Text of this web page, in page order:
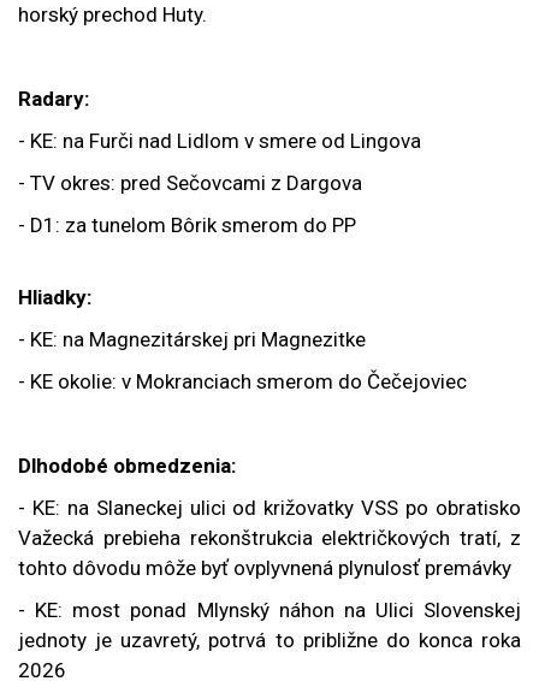
horský prechod Huty.
Radary:
- KE: na Furči nad Lidlom v smere od Lingova
- TV okres: pred Sečovcami z Dargova
- D1: za tunelom Bôrik smerom do PP
Hliadky:
- KE: na Magnezitárskej pri Magnezitke
- KE okolie: v Mokranciach smerom do Čečejoviec
Dlhodobé obmedzenia:
- KE: na Slaneckej ulici od križovatky VSS po obratisko
Važecká prebieha rekonštrukcia električkových tratí, z
tohto dôvodu môže byť ovplyvnená plynulosť premávky
- KE: most ponad Mlynský náhon na Ulici Slovenskej
jednoty je uzavretý, potrvá to približne do konca roka
2026